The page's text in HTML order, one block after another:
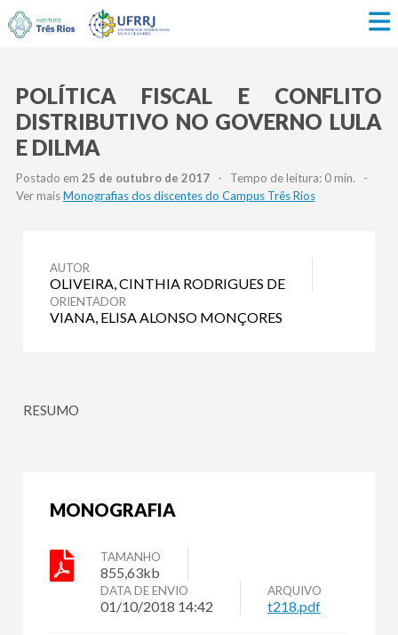
POLÍTICA FISCAL E CONFLITO
DISTRIBUTIVO NO GOVERNO LULA
E DILMA
Postado em 25 de outubro de 2017- Tempo de leitura: 0 min. -
Ver maisMonografias dos discentes do Campus Três Rios
AUTOR
OLIVEIRA, CINTHIA RODRIGUES DE
ORIENTADOR
VIANA, ELISA ALONSO MONÇORES
RESUMO
MONOGRAFIA
TAMANHO
855,63kb
DATA DE ENVIO
01/10/2018 14:42
ARQUIVO
t218.pdf